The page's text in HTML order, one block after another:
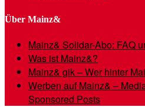
Über Mainz&
Mainz& Solidar-Abo: FAQ
Was ist Mainz&?
Mainz& gik – Wer hinter
Werben auf Mainz& –
Sponsored Posts